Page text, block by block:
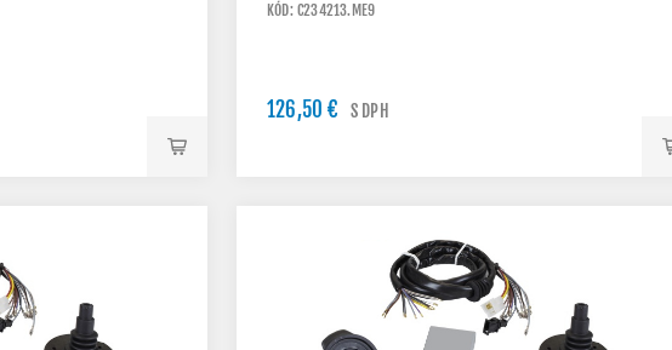
KÓD: C234213.ME9
126,50 € S DPH